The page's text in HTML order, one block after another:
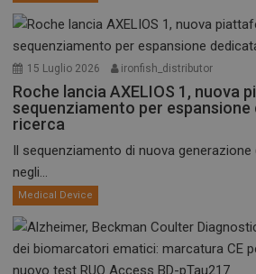
15 Luglio 2026 ironfish_distributor
Roche lancia AXELIOS 1, nuova
sequenziamento per espansione
ricerca
Il sequenziamento di nuova
negli...
Medical Device